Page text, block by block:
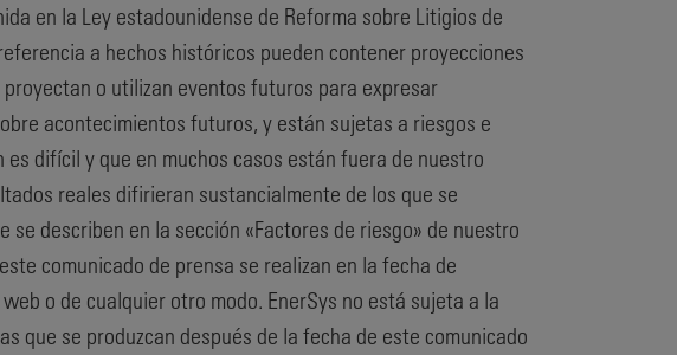
en la Ley estadounidense de Reforma sobre Litigios de
a hechos históricos pueden contener proyecciones
o utilizan eventos futuros para expresar
acontecimientos futuros, y están sujetas a riesgos e
difícil y que en muchos casos están fuera de nuestro
reales difirieran sustancialmente de los que se
describen en la sección «Factores de riesgo» de nuestro
comunicado de prensa se realizan en la fecha de
o de cualquier otro modo. EnerSys no está sujeta a la
que se produzcan después de la fecha de este comunicado